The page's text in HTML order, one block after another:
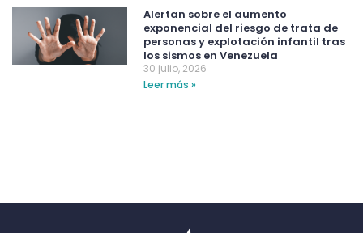
Alertan sobre el aumento
exponencial del riesgo de trata de
personas y explotación infantil tras
los sismos en Venezuela
30 julio, 2026
Leer más »